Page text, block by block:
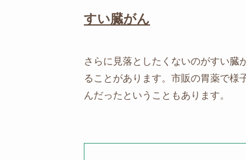
すい臓がん
さらに見落としたくないのがすい臓
ることがあります。市販の胃薬で様
んだったということもあります。